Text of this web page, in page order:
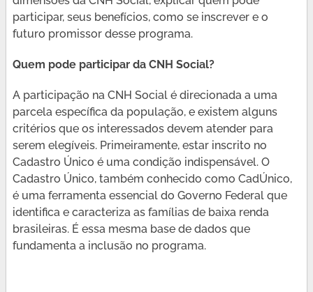
participar, seus benefícios, como se inscrever e o
futuro promissor desse programa.
Quem pode participar da CNH Social?
A participação na CNH Social é direcionada a uma
parcela específica da população, e existem alguns
critérios que os interessados devem atender para
serem elegíveis. Primeiramente, estar inscrito no
Cadastro Único é uma condição indispensável. O
Cadastro Único, também conhecido como CadÚnico,
é uma ferramenta essencial do Governo Federal que
identifica e caracteriza as famílias de baixa renda
brasileiras. É essa mesma base de dados que
fundamenta a inclusão no programa.